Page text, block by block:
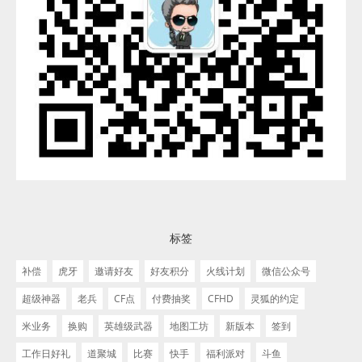
标签
补偿 虎牙 邀请好友 好友积分 火线计划
微信公众号
超级神器
老兵 CF点 付费抽奖 CFHD
灵狐的约定
米业务
换购 英雄级武器 地图工坊 新版本
签到
工作日好礼
道聚城 比赛 快手 福利派对 斗鱼